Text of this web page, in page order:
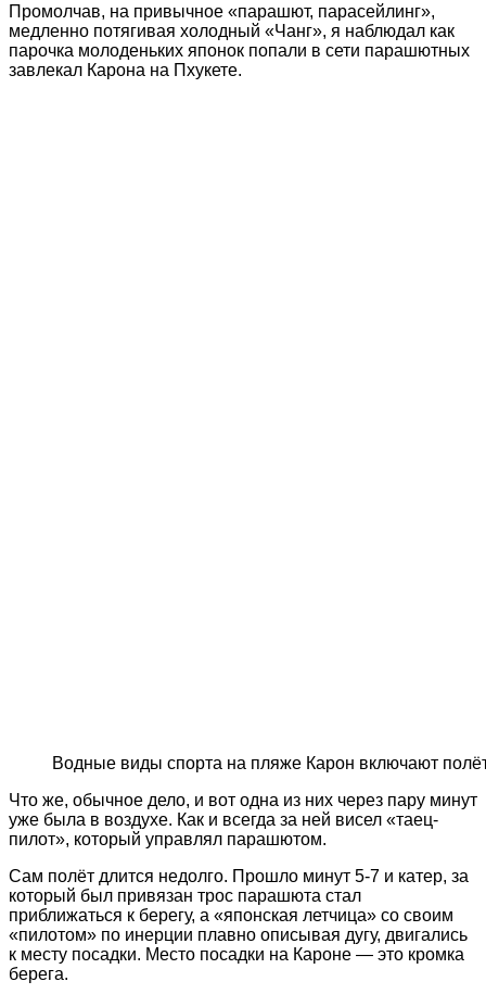
Промолчав, на привычное «парашют, парасейлинг»,
медленно потягивая холодный «Чанг», я наблюдал как
парочка молоденьких японок попали в сети парашютных
завлекал Карона на Пхукете.
Водные виды спорта на пляже Карон включают
Что же, обычное дело, и вот одна из них через пару минут
уже была в воздухе. Как и всегда за ней висел «таец-
пилот», который управлял парашютом.
Сам полёт длится недолго. Прошло минут 5-7 и катер, за
который был привязан трос парашюта стал
приближаться к берегу, а «японская летчица» со своим
«пилотом» по инерции плавно описывая дугу, двигались
к месту посадки. Место посадки на Кароне — это кромка
берега.